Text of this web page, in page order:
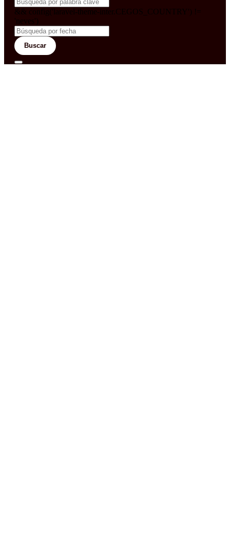
&& config('laravel-theme-inter.CEGOS_COUNTRY') !=
'neves')
Buscar